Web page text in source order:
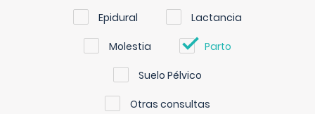
Epidural Lactancia
Molestia Parto
Suelo Pélvico
Otras consultas